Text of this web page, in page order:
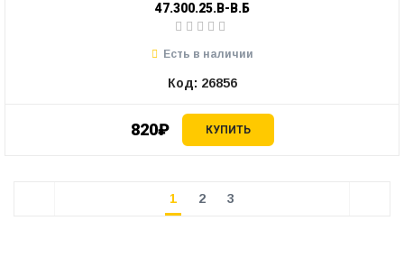
47.300.25.В-В.Б
820₽ КУПИТЬ
Есть в наличии
Код: 26856
1 2 3